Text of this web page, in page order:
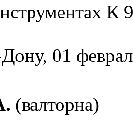
01
(валторна)